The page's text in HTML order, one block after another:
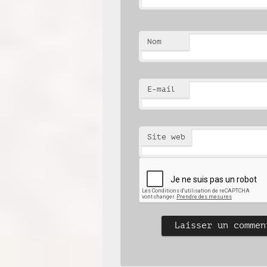
Nom
E-mail
Site web